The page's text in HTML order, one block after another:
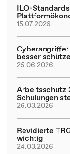
ILO-
15.07.2026
Cyberangriffe:
besser
25.06.2026
Arbeitsschutz
Schulungen
26.03.2026
Revidierte
wichtig
24.03.2026